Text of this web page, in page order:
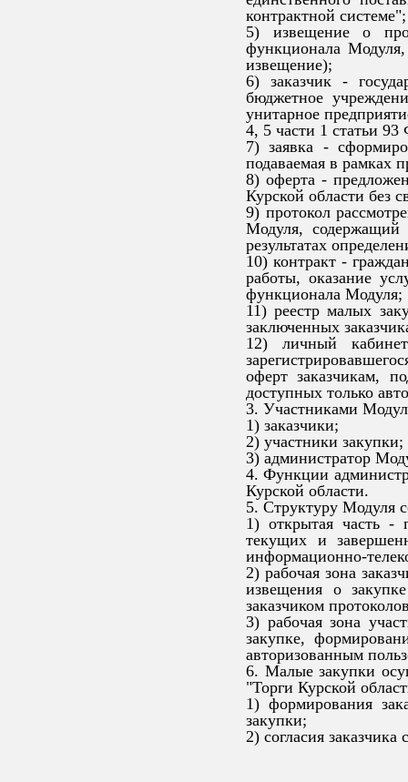
контрактной системе";
5) извещение о
функционала Модуля,
извещение);
6) заказчик -
бюджетное
унитарное
4, 5 части 1 статьи
7) заявка -
подаваемая в рамках
8) оферта -
Курской области без
9) протокол
Модуля, содержащий
результатах
10) контракт -
работы, оказание
функционала Модуля;
11) реестр малых
заключенных
12) личный
оферт заказчикам,
доступных только
3. Участниками
1) заказчики;
2) участники закупки;
3) администратор
4. Функции
Курской области.
5. Структуру Модуля
1) открытая часть -
текущих и
информационно-
2) рабочая зона
извещения о
заказчиком
3) рабочая зона
закупке,
авторизованным
6. Малые закупки
"Торги Курской
1) формирования
закупки;
2) согласия